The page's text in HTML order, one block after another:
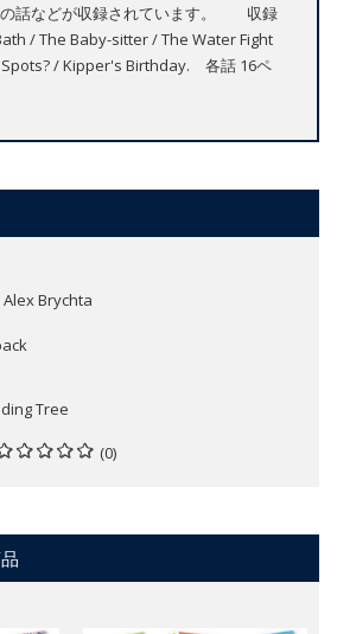
の話などが収録されています。 収録
/ The Baby-sitter / The Water Fight
/ Kipper's Birthday. 各話 16ペ
Brychta
Tree
(0)